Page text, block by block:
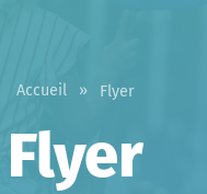
Flyer
Accueil » Flyer